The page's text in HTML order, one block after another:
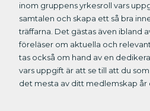
inom gruppens yrkesroll vars
samtalen och skapa ett så bra
träffarna. Det gästas även ibland
föreläser om aktuella och
tas också om hand av en
vars uppgift är att se till att du
det mesta av ditt medlemskap år